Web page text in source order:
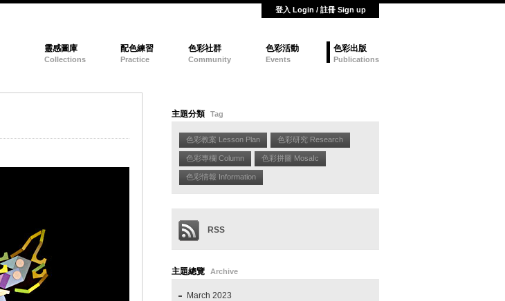
登入 Login / 註冊 Sign up
靈感圖庫
Collections
配色練習
Practice
色彩社群
Community
色彩活動
Events
色彩出版
Publications
主題分類 Tag
色彩教案 Lesson Plan 色彩研究 Research
色彩專欄 Column 色彩拼圖 MosaIc
色彩情報 Information
RSS
主題總覽 Archive
March 2023